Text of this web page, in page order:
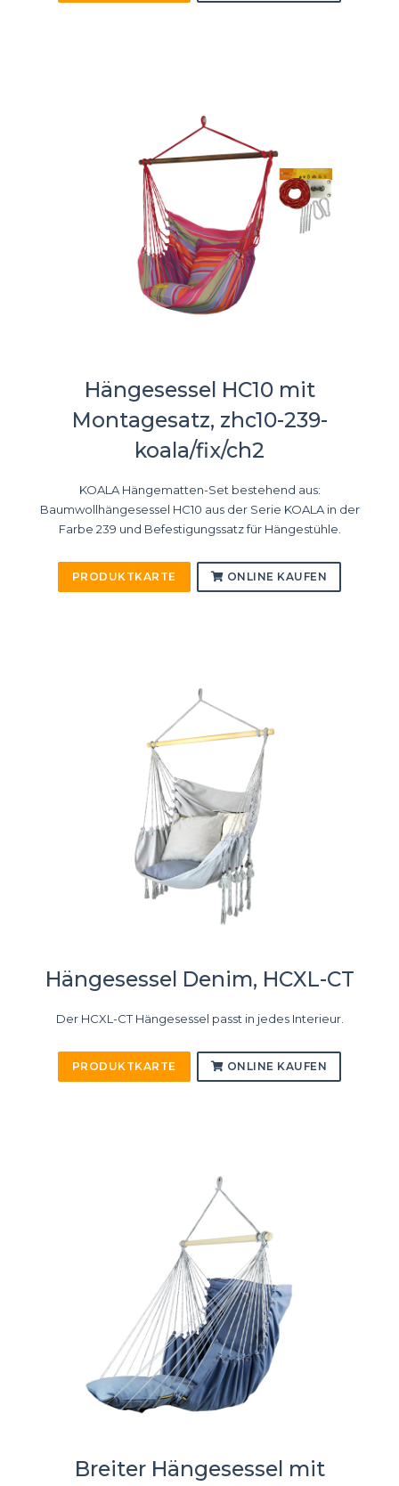
Hängesessel HC10 mit
Montagesatz, zhc10-239-
koala/fix/ch2
KOALA Hängematten-Set bestehend aus:
Baumwollhängesessel HC10 aus der Serie KOALA in der
Farbe 239 und Befestigungssatz für Hängestühle.
PRODUKTKARTE ONLINE KAUFEN
Hängesessel Denim, HCXL-CT
Der HCXL-CT Hängesessel passt in jedes Interieur.
PRODUKTKARTE ONLINE KAUFEN
Breiter Hängesessel mit